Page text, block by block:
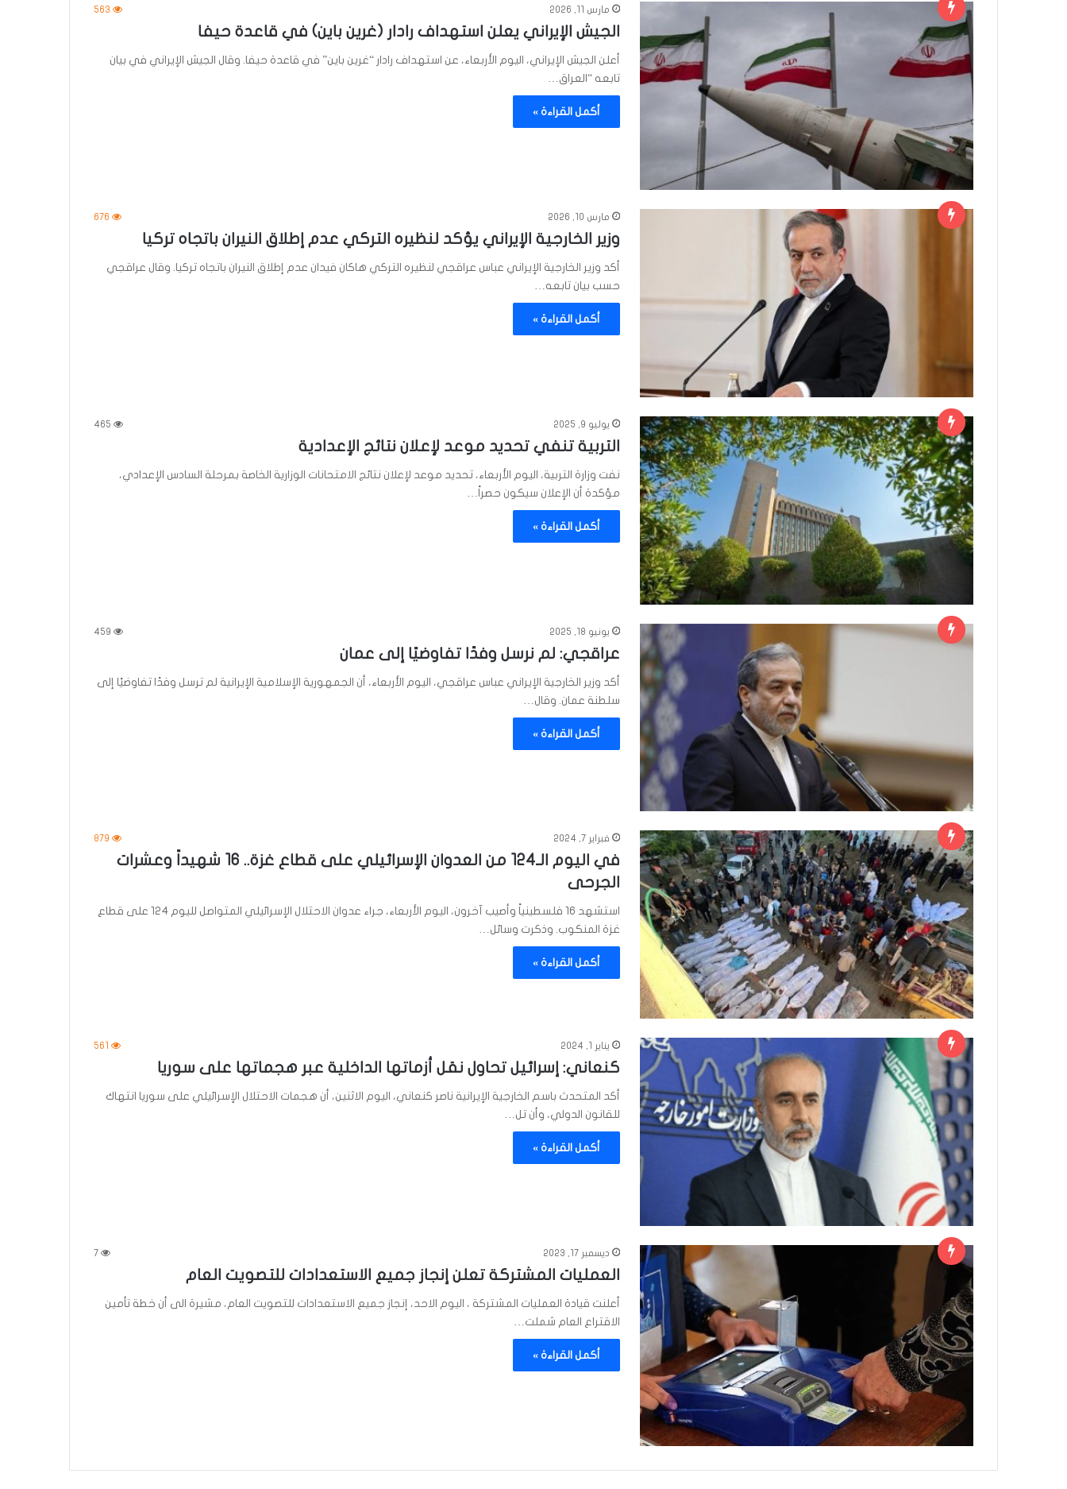
مارس 11, 2026 563
الجيش الإيراني يعلن استهداف رادار (غرين باين) في قاعدة حيفا
أعلن الجيش الإيراني، اليوم الأربعاء، عن استهداف رادار “غرين باين” في قاعدة حيفا. وقال الجيش الإيراني في بيان
تابعه “العراق…
أكمل القراءة »
مارس 10, 2026 676
وزير الخارجية الإيراني يؤكد لنظيره التركي عدم إطلاق النيران باتجاه تركيا
أكد وزير الخارجية الإيراني عباس عراقجي لنظيره التركي هاكان فيدان عدم إطلاق النيران باتجاه تركيا. وقال عراقجي
حسب بيان تابعه…
أكمل القراءة »
يوليو 9, 2025 465
التربية تنفي تحديد موعد لإعلان نتائج الإعدادية
نفت وزارة التربية، اليوم الأربعاء، تحديد موعد لإعلان نتائج الامتحانات الوزارية الخاصة بمرحلة السادس الإعدادي،
مؤكدة أن الإعلان سيكون حصراً…
أكمل القراءة »
يونيو 18, 2025 459
عراقجي: لم نرسل وفدًا تفاوضيًا إلى عمان
أكد وزير الخارجية الإيراني عباس عراقجي، اليوم الأربعاء، أن الجمهورية الإسلامية الإيرانية لم ترسل وفدًا تفاوضيًا إلى
سلطنة عمان. وقال…
أكمل القراءة »
فبراير 7, 2024 879
في اليوم الـ124 من العدوان الإسرائيلي على قطاع غزة.. 16 شهيداً وعشرات
الجرحى
استشهد 16 فلسطينياً وأصيب آخرون، اليوم الأربعاء، جراء عدوان الاحتلال الإسرائيلي المتواصل لليوم 124 على قطاع
غزة المنكوب. وذكرت وسائل…
أكمل القراءة »
يناير 1, 2024 561
كنعاني: إسرائيل تحاول نقل أزماتها الداخلية عبر هجماتها على سوريا
أكد المتحدث باسم الخارجية الإيرانية ناصر كنعاني، اليوم الاثنين، أن هجمات الاحتلال الإسرائيلي على سوريا انتهاك
للقانون الدولي، وأن تل…
أكمل القراءة »
ديسمبر 17, 2023 7
العمليات المشتركة تعلن إنجاز جميع الاستعدادات للتصويت العام
أعلنت قيادة العمليات المشتركة ، اليوم الاحد، إنجاز جميع الاستعدادات للتصويت العام، مشيرة الى أن خطة تأمين
الاقتراع العام شملت…
أكمل القراءة »